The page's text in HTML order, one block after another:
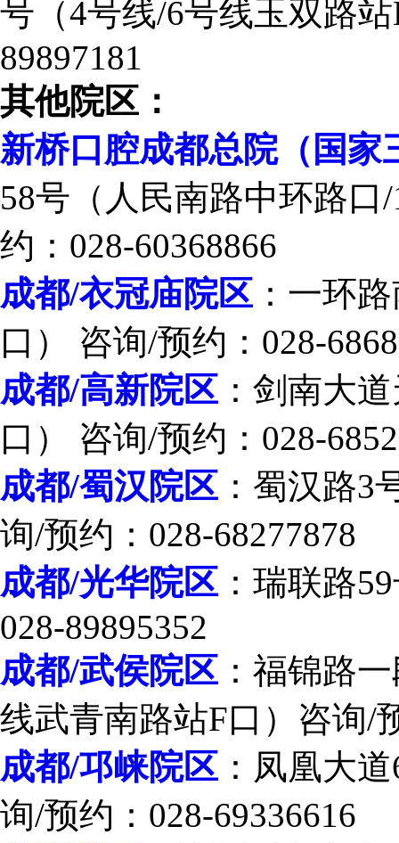
号（4号线/6号线玉双路
89897181
其他院区：
新桥口腔成都总院（国家
58号（人民南路中环路
约：028-60368866
成都/衣冠庙院区 ：一环
口） 咨询/预约：028-
成都/高新院区 ：剑南大
口） 咨询/预约：028-
成都/蜀汉院区 ：蜀汉路3
询/预约：028-68277878
成都/光华院区 ：瑞联路
028-89895352
成都/武侯院区 ：福锦路
线武青南路站F口）咨询/
成都/邛崃院区 ：凤凰大
询/预约：028-69336616